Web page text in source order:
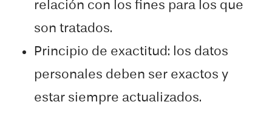
relación con los fines para los que
son tratados.
Principio de exactitud: los datos
personales deben ser exactos y
estar siempre actualizados.